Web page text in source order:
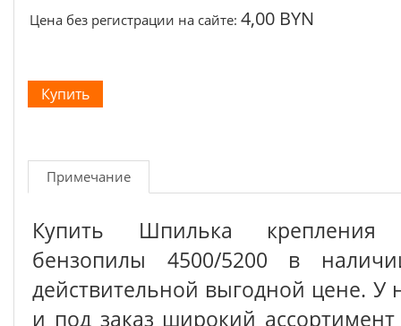
Цена без регистрации на сайте: 4,00 BYN
Примечание
Купить Шпилька
бензопилы 4500/5200 в
действительной выгодной цене. У
и под заказ широкий